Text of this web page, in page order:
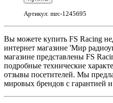
Артикул: mrc-1245695
Вы можете купить FS Racing
интернет магазине 'Мир
магазине представлены FS
подробные технические
отзывы посетителей. Мы
мировых брендов с гарантией и